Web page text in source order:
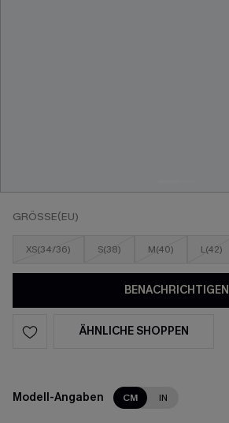
GRÖSSE(EU)
XS(34/36) S(38) M(40) L(42)
BENACHRICHTIGEN
ÄHNLICHE SHOPPEN
Modell-Angaben CM IN